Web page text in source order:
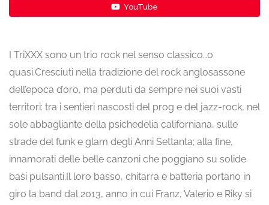
YouTube
I TriXXX sono un trio rock nel senso classico…o
quasi.Cresciuti nella tradizione del rock anglosassone
dell’epoca d’oro, ma perduti da sempre nei suoi vasti
territori: tra i sentieri nascosti del prog e del jazz-rock, nel
sole abbagliante della psichedelia californiana, sulle
strade del funk e glam degli Anni Settanta; alla fine,
innamorati delle belle canzoni che poggiano su solide
basi pulsanti.Il loro basso, chitarra e batteria portano in
giro la band dal 2013, anno in cui Franz, Valerio e Riky si